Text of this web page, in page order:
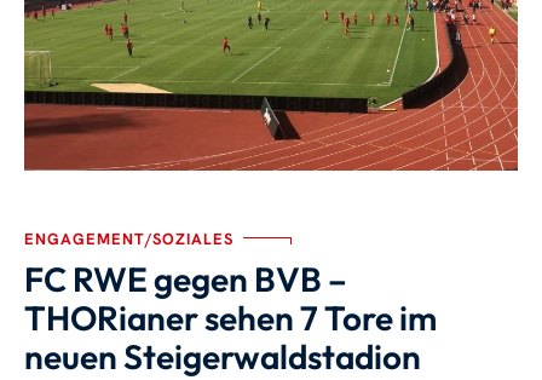
ENGAGEMENT/SOZIALES
FC RWE gegen BVB –
THORianer sehen 7 Tore im
neuen Steigerwaldstadion